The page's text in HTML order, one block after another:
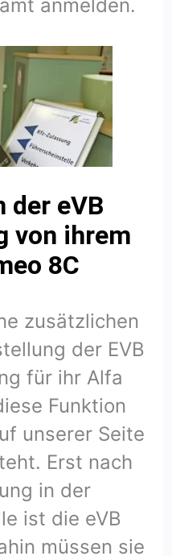
anmelden.
der eVB
von ihrem
8C
zusätzlichen
der EVB
für ihr Alfa
Funktion
unserer Seite
Erst nach
in der
ist die eVB
müssen sie